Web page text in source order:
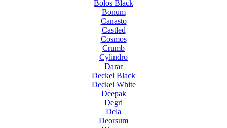
Bolos Black
Bonum
Canasto
Castled
Cosmos
Crumb
Cylindro
Darar
Deckel Black
Deckel White
Deepak
Degri
Dela
Deorsum